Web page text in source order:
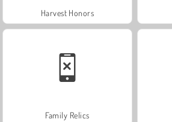
Harvest Honors
Family Relics